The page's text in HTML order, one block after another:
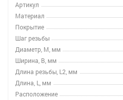
Артикул
Материал
Покрытие
Шаг резьбы
Диаметр, M, мм
Ширина, B, мм
Длина резьбы, L2, мм
Длина, L, мм
Расположение